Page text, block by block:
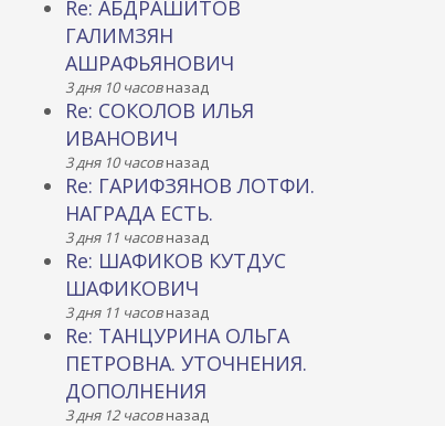
Re: АБДРАШИТОВ
ГАЛИМЗЯН
АШРАФЬЯНОВИЧ
3 дня 10 часовназад
Re: СОКОЛОВ ИЛЬЯ
ИВАНОВИЧ
3 дня 10 часовназад
Re: ГАРИФЗЯНОВ ЛОТФИ.
НАГРАДА ЕСТЬ.
3 дня 11 часовназад
Re: ШАФИКОВ КУТДУС
ШАФИКОВИЧ
3 дня 11 часовназад
Re: ТАНЦУРИНА ОЛЬГА
ПЕТРОВНА. УТОЧНЕНИЯ.
ДОПОЛНЕНИЯ
3 дня 12 часовназад